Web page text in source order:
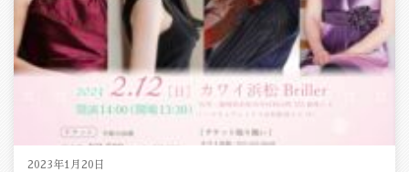
2023年1月20日